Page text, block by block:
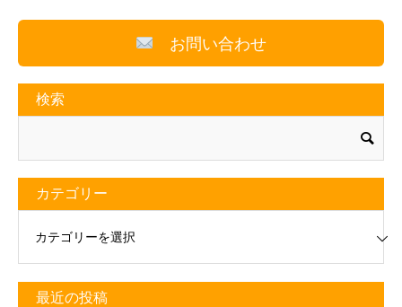
お問い合わせ
検索
カテゴリー
最近の投稿